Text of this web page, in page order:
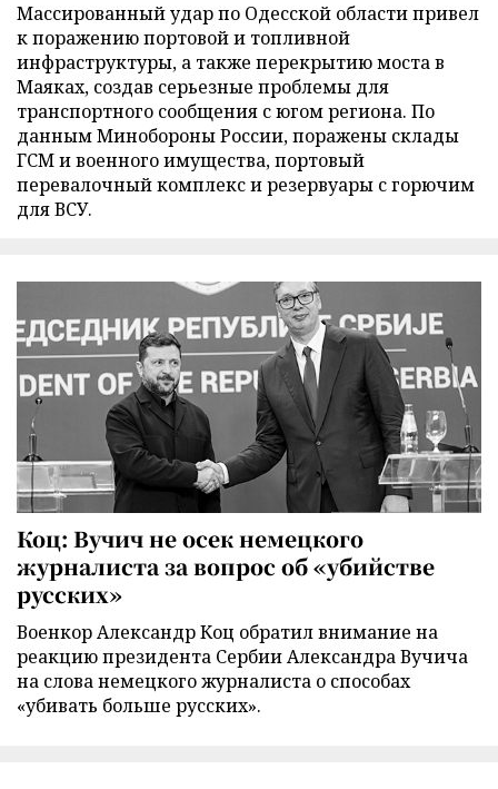
Массированный удар по Одесской области привел
к поражению портовой и топливной
инфраструктуры, а также перекрытию моста в
Маяках, создав серьезные проблемы для
транспортного сообщения с югом региона. По
данным Минобороны России, поражены склады
ГСМ и военного имущества, портовый
перевалочный комплекс и резервуары с горючим
для ВСУ.
Коц: Вучич не осек немецкого
журналиста за вопрос об «убийстве
русских»
Военкор Александр Коц обратил внимание на
реакцию президента Сербии Александра Вучича
на слова немецкого журналиста о способах
«убивать больше русских».